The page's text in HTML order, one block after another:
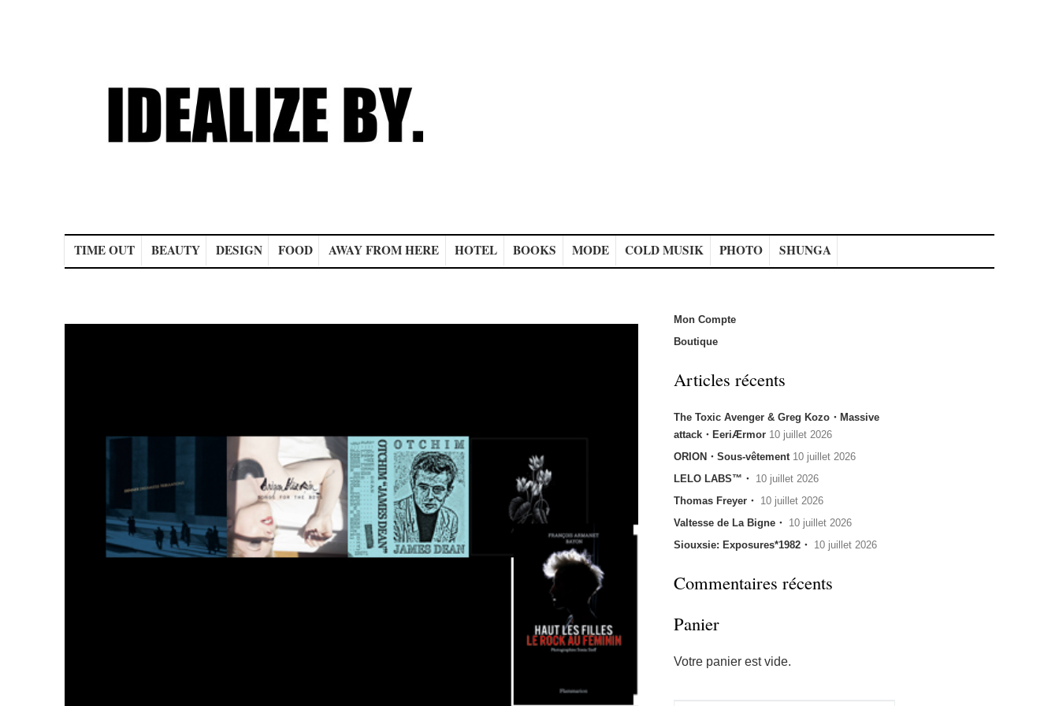
TIME OUT BEAUTY DESIGN FOOD AWAY FROM HERE HOTEL BOOKS MODE COLD MUSIK PHOTO SHUNGA
Mon Compte
Boutique
Articles récents
The Toxic Avenger & Greg Kozo・Massive
attack・EeriÆrmor 10 juillet 2026
ORION・Sous-vêtement 10 juillet 2026
LELO LABS™・ 10 juillet 2026
Thomas Freyer・ 10 juillet 2026
Valtesse de La Bigne・ 10 juillet 2026
Siouxsie: Exposures*1982・ 10 juillet 2026
Commentaires récents
Panier
Votre panier est vide.